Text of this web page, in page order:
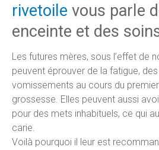
rivetoile vous parle
enceinte et des
Les futures mères, sous l’effet de
peuvent éprouver de la fatigue,
vomissements au cours du
grossesse. Elles peuvent aussi
pour des mets inhabituels, ce qui
carie.
Voilà pourquoi il leur est